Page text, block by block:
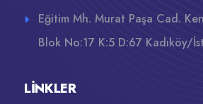
Eğitim Mh. Murat Paşa Cad.
Blok No:17 K:5 D:67 Kadıköy/
LINKLER